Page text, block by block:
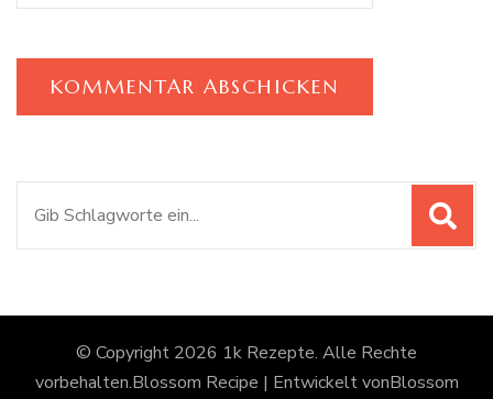
© Copyright 2026 1k Rezepte. Alle Rechte
vorbehalten.Blossom Recipe | Entwickelt vonBlossom